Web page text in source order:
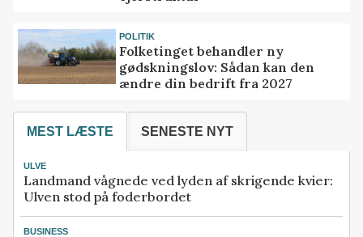
POLITIK
Folketinget behandler ny
gødskningslov: Sådan kan den
ændre din bedrift fra 2027
MEST LÆSTE SENESTE NYT
ULVE
Landmand vågnede ved lyden af skrigende kvier:
Ulven stod på foderbordet
BUSINESS